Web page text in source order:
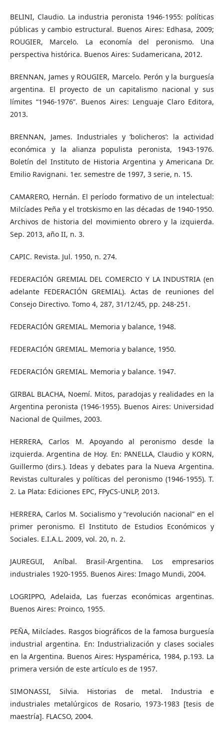
BELINI, Claudio. La industria peronista 1946-1955: políticas
públicas y cambio estructural. Buenos Aires: Edhasa, 2009;
ROUGIER, Marcelo. La economía del peronismo. Una
perspectiva histórica. Buenos Aires: Sudamericana, 2012.
BRENNAN, James y ROUGIER, Marcelo. Perón y la burguesía
argentina. El proyecto de un capitalismo nacional y sus
límites “1946-1976”. Buenos Aires: Lenguaje Claro Editora,
2013.
BRENNAN, James. Industriales y ‘bolicheros’: la actividad
económica y la alianza populista peronista, 1943-1976.
Boletín del Instituto de Historia Argentina y Americana Dr.
Emilio Ravignani. 1er. semestre de 1997, 3 serie, n. 15.
CAMARERO, Hernán. El período formativo de un intelectual:
Milcíades Peña y el trotskismo en las décadas de 1940-1950.
Archivos de historia del movimiento obrero y la izquierda.
Sep. 2013, año II, n. 3.
CAPIC. Revista. Jul. 1950, n. 274.
FEDERACIÓN GREMIAL DEL COMERCIO Y LA INDUSTRIA (en
adelante FEDERACIÓN GREMIAL). Actas de reuniones del
Consejo Directivo. Tomo 4, 287, 31/12/45, pp. 248-251.
FEDERACIÓN GREMIAL. Memoria y balance, 1948.
FEDERACIÓN GREMIAL. Memoria y balance, 1950.
FEDERACIÓN GREMIAL. Memoria y balance. 1947.
GIRBAL BLACHA, Noemí. Mitos, paradojas y realidades en la
Argentina peronista (1946-1955). Buenos Aires: Universidad
Nacional de Quilmes, 2003.
HERRERA, Carlos M. Apoyando al peronismo desde la
izquierda. Argentina de Hoy. En: PANELLA, Claudio y KORN,
Guillermo (dirs.). Ideas y debates para la Nueva Argentina.
Revistas culturales y políticas del peronismo (1946-1955). T.
2. La Plata: Ediciones EPC, FPyCS-UNLP, 2013.
HERRERA, Carlos M. Socialismo y “revolución nacional” en el
primer peronismo. El Instituto de Estudios Económicos y
Sociales. E.I.A.L. 2009, vol. 20, n. 2.
JAUREGUI, Aníbal. Brasil-Argentina. Los empresarios
industriales 1920-1955. Buenos Aires: Imago Mundi, 2004.
LOGRIPPO, Adelaida, Las fuerzas económicas argentinas.
Buenos Aires: Proinco, 1955.
PEÑA, Milcíades. Rasgos biográficos de la famosa burguesía
industrial argentina. En: Industrialización y clases sociales
en la Argentina. Buenos Aires: Hyspamérica, 1984, p.193. La
primera versión de este artículo es de 1957.
SIMONASSI, Silvia. Historias de metal. Industria e
industriales metalúrgicos de Rosario, 1973-1983 [tesis de
maestría]. FLACSO, 2004.